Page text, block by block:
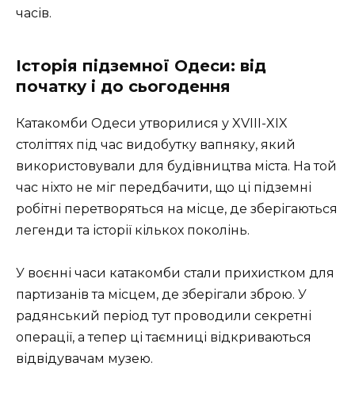
часів.
Історія підземної Одеси: від
початку і до сьогодення
Катакомби Одеси утворилися у XVIII-XIX
століттях під час видобутку вапняку, який
використовували для будівництва міста. На той
час ніхто не міг передбачити, що ці підземні
робітні перетворяться на місце, де зберігаються
легенди та історії кількох поколінь.
У воєнні часи катакомби стали прихистком для
партизанів та місцем, де зберігали зброю. У
радянський період тут проводили секретні
операції, а тепер ці таємниці відкриваються
відвідувачам музею.